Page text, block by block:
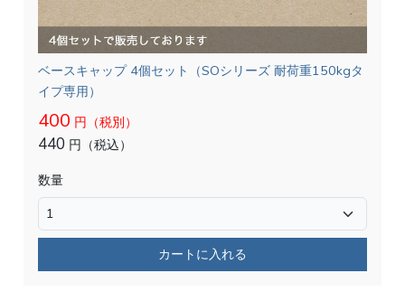
ベースキャップ 4個セット（SOシリーズ 耐荷重150kgタ
イプ専用）
400 円（税別）
440 円（税込）
数量
カートに入れる